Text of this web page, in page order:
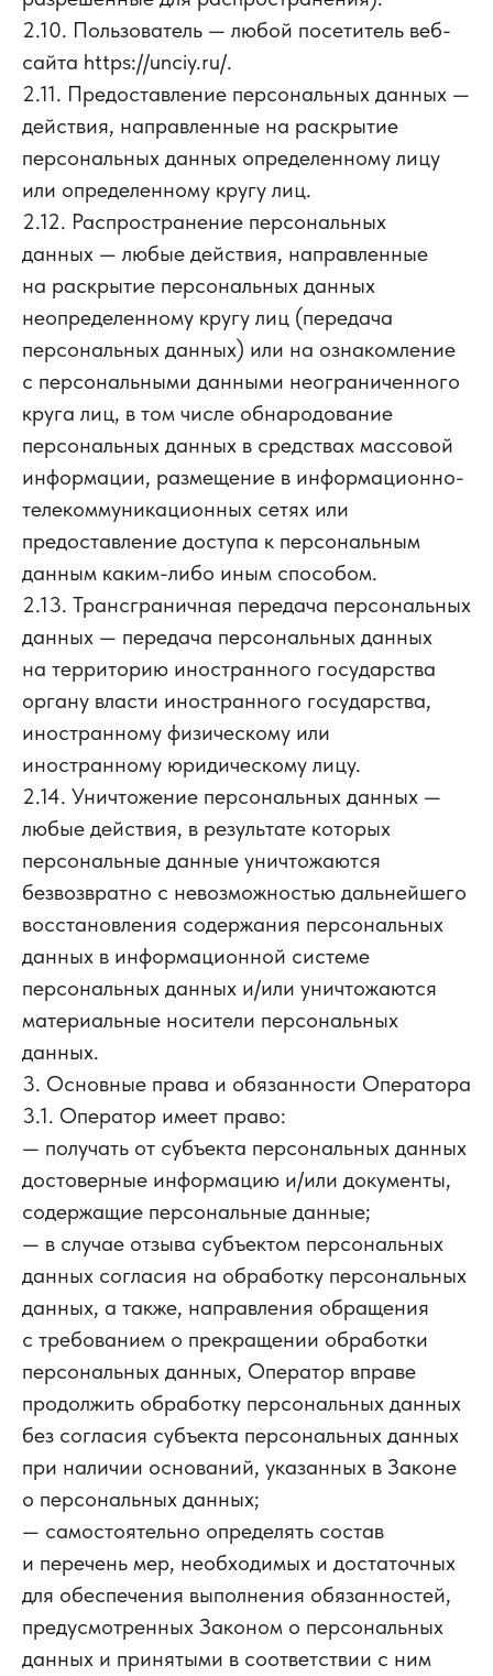
2.10. Пользователь — любой посетитель веб-
сайта https://unciy.ru/.
2.11. Предоставление персональных данных —
действия, направленные на раскрытие
персональных данных определенному лицу
или определенному кругу лиц.
2.12. Распространение персональных
данных — любые действия, направленные
на раскрытие персональных данных
неопределенному кругу лиц (передача
персональных данных) или на ознакомление
с персональными данными неограниченного
круга лиц, в том числе обнародование
персональных данных в средствах массовой
информации, размещение в информационно-
телекоммуникационных сетях или
предоставление доступа к персональным
данным каким-либо иным способом.
2.13. Трансграничная передача персональных
данных — передача персональных данных
на территорию иностранного государства
органу власти иностранного государства,
иностранному физическому или
иностранному юридическому лицу.
2.14. Уничтожение персональных данных —
любые действия, в результате которых
персональные данные уничтожаются
безвозвратно с невозможностью дальнейшего
восстановления содержания персональных
данных в информационной системе
персональных данных и/или уничтожаются
материальные носители персональных
данных.
3. Основные права и обязанности Оператора
3.1. Оператор имеет право:
— получать от субъекта персональных данных
достоверные информацию и/или документы,
содержащие персональные данные;
— в случае отзыва субъектом персональных
данных согласия на обработку персональных
данных, а также, направления обращения
с требованием о прекращении обработки
персональных данных, Оператор вправе
продолжить обработку персональных данных
без согласия субъекта персональных данных
при наличии оснований, указанных в Законе
о персональных данных;
— самостоятельно определять состав
и перечень мер, необходимых и достаточных
для обеспечения выполнения обязанностей,
предусмотренных Законом о персональных
данных и принятыми в соответствии с ним